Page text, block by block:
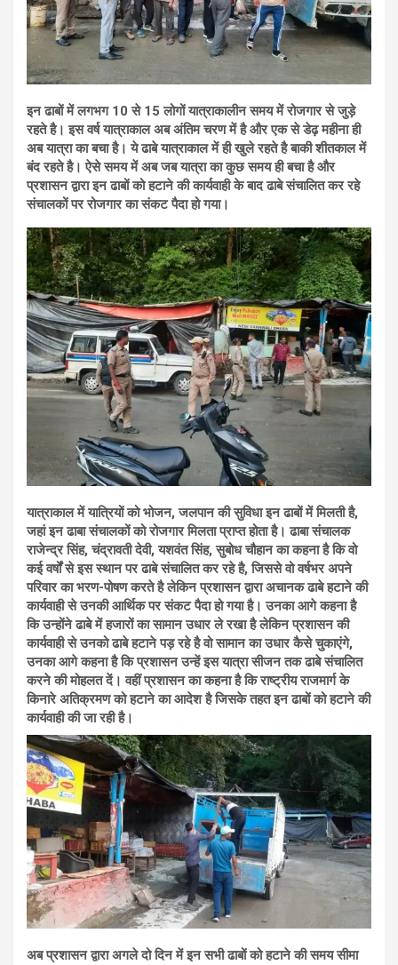
इन ढाबों में लगभग 10 से 15 लोगों यात्राकालीन समय में रोजगार से जुड़े
रहते है। इस वर्ष यात्राकाल अब अंतिम चरण में है और एक से डेढ़ महीना ही
अब यात्रा का बचा है। ये ढाबे यात्राकाल में ही खुले रहते है बाकी शीतकाल में
बंद रहते है। ऐसे समय में अब जब यात्रा का कुछ समय ही बचा है और
प्रशासन द्वारा इन ढाबों को हटाने की कार्यवाही के बाद ढाबे संचालित कर रहे
संचालकों पर रोजगार का संकट पैदा हो गया।
यात्राकाल में यात्रियों को भोजन, जलपान की सुविधा इन ढाबों में मिलती है,
जहां इन ढाबा संचालकों को रोजगार मिलता प्राप्त होता है। ढाबा संचालक
राजेन्द्र सिंह, चंद्रावती देवी, यशवंत सिंह, सुबोध चौहान का कहना है कि वो
कई वर्षों से इस स्थान पर ढाबे संचालित कर रहे है, जिससे वो वर्षभर अपने
परिवार का भरण-पोषण करते है लेकिन प्रशासन द्वारा अचानक ढाबे हटाने की
कार्यवाही से उनकी आर्थिक पर संकट पैदा हो गया है। उनका आगे कहना है
कि उन्होंने ढाबे में हजारों का सामान उधार ले रखा है लेकिन प्रशासन की
कार्यवाही से उनको ढाबे हटाने पड़ रहे है वो सामान का उधार कैसे चुकाएंगे,
उनका आगे कहना है कि प्रशासन उन्हें इस यात्रा सीजन तक ढाबे संचालित
करने की मोहलत दें। वहीं प्रशासन का कहना है कि राष्ट्रीय राजमार्ग के
किनारे अतिक्रमण को हटाने का आदेश है जिसके तहत इन ढाबों को हटाने की
कार्यवाही की जा रही है।
अब प्रशासन द्वारा अगले दो दिन में इन सभी ढाबों को हटाने की समय सीमा